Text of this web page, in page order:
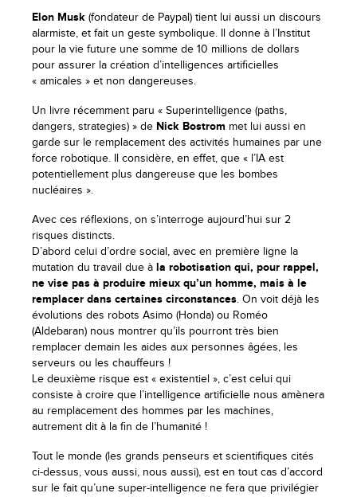
Elon Musk (fondateur de Paypal) tient lui aussi un discours
alarmiste, et fait un geste symbolique. Il donne à l’Institut
pour la vie future une somme de 10 millions de dollars
pour assurer la création d’intelligences artificielles
« amicales » et non dangereuses.
Un livre récemment paru « Superintelligence (paths,
dangers, strategies) » de Nick Bostrom met lui aussi en
garde sur le remplacement des activités humaines par une
force robotique. Il considère, en effet, que « l’IA est
potentiellement plus dangereuse que les bombes
nucléaires ».
Avec ces réflexions, on s’interroge aujourd’hui sur 2
risques distincts.
D’abord celui d’ordre social, avec en première ligne la
mutation du travail due à la robotisation qui, pour rappel,
ne vise pas à produire mieux qu’un homme, mais à le
remplacer dans certaines circonstances. On voit déjà les
évolutions des robots Asimo (Honda) ou Roméo
(Aldebaran) nous montrer qu’ils pourront très bien
remplacer demain les aides aux personnes âgées, les
serveurs ou les chauffeurs !
Le deuxième risque est « existentiel », c’est celui qui
consiste à croire que l’intelligence artificielle nous amènera
au remplacement des hommes par les machines,
autrement dit à la fin de l’humanité !
Tout le monde (les grands penseurs et scientifiques cités
ci-dessus, vous aussi, nous aussi), est en tout cas d’accord
sur le fait qu’une super-intelligence ne fera que privilégier